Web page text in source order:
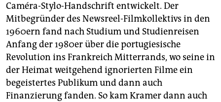
Caméra-Stylo-Handschrift entwickelt. Der
Mitbegründer des Newsreel-Filmkollektivs in den
1960ern fand nach Studium und Studienreisen
Anfang der 1980er über die portugiesische
Revolution ins Frankreich Mitterrands, wo seine in
der Heimat weitgehend ignorierten Filme ein
begeistertes Publikum und dann auch
Finanzierung fanden. So kam Kramer dann auch